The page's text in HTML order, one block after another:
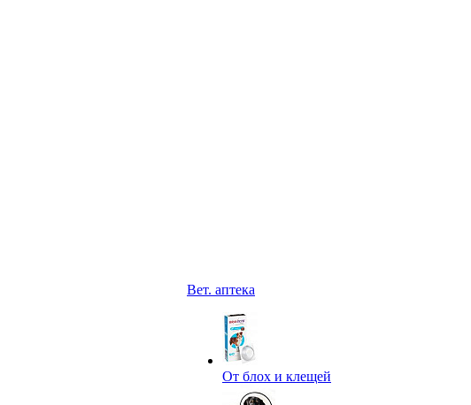
Вет. аптека
От блох и клещей